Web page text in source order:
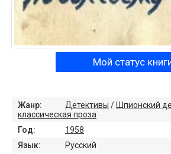
Мой статус
Жанр: Детективы / Шпионский
классическая проза
Год:
1958
Язык:
Русский